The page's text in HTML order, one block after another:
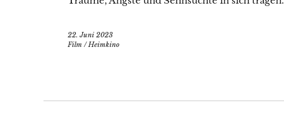
22. Juni 2023
Film /Heimkino